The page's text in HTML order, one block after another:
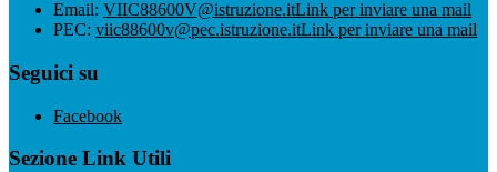
Email: VIIC88600V@istruzione.itLink per inviare una mail
PEC: viic88600v@pec.istruzione.itLink per inviare una mail
Seguici su
Facebook
Sezione Link Utili